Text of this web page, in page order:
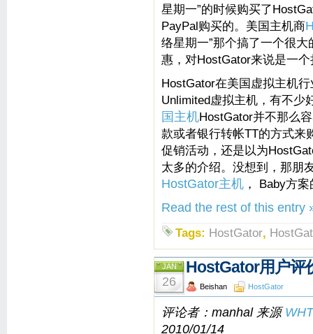
星期一”的时候购买了
PayPal购买的。美国主机商
络星期一”那个搞了一个很
惠，对HostGator来说是一
HostGator在美国虚拟主机
Unlimited虚拟主机，有不少
国主机HostGator并不那么
款或者银行转帐TT的方式来
促销活动，还是以为
太多的介绍。没想到，那朋
HostGator主机 ， Baby方
Read the rest of this entry
Tags: HostGator,
JAN
26
HostGator用户评
Beishan HostGator
评论者：manhal 来源 WHT
2010/01/14